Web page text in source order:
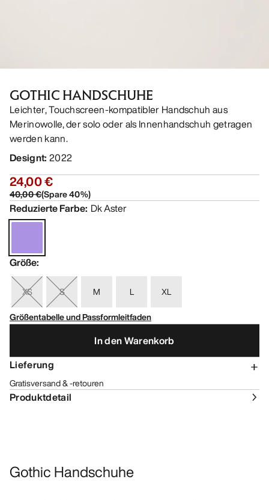
GOTHIC HANDSCHUHE
Leichter, Touchscreen-kompatibler Handschuh aus
Merinowolle, der solo oder als Innenhandschuh getragen
werden kann.
Designt: 2022
24,00 €
40,00 €(Spare40%)
Reduzierte Farbe: Dk Aster
Größe:
XS S M L
XL
Größentabelle und Passformleitfaden
In den Warenkorb
Lieferung
Gratisversand & -retouren
Produktdetail
Gothic Handschuhe